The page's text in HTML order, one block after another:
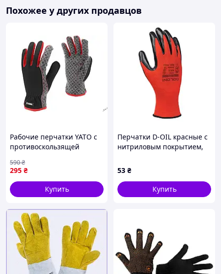
Ассортимент постоянно обновляется, но неизменными
остаются качество и сервис.
Похожее у других продавцов
Рабочие перчатки YATO с
противоскользящей
синтетической кожи и
нейлона
295 ₴
590₴
Купить
Перчатки D-OIL красные с
нитриловым покрытием,
53 ₴
Купить